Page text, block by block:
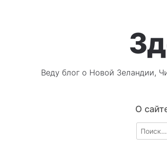
Веду блог о Новой Зеландии,
О
Search
for: